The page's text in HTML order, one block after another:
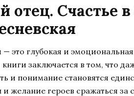
Счастье
это глубокая и
заключается в том, что
и понимание становятся
героев сражаться за